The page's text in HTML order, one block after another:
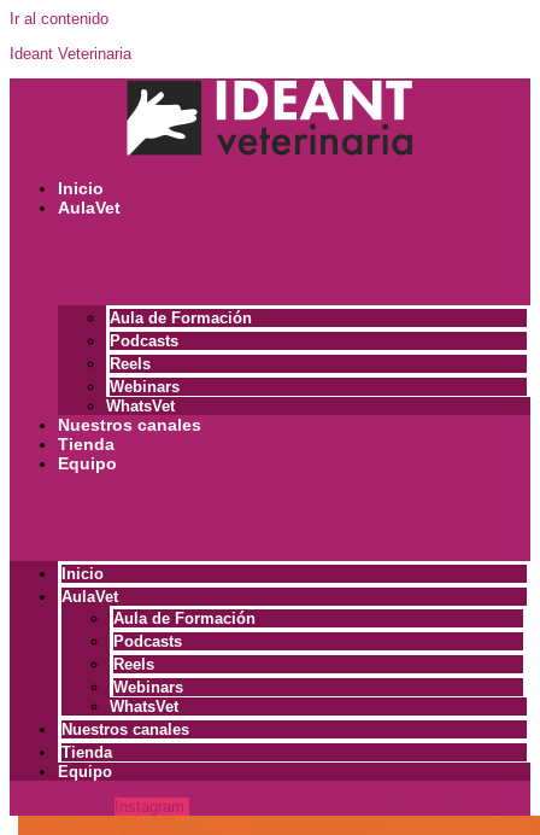
Ir al contenido
Ideant Veterinaria
Inicio
AulaVet
Aula de Formación
Podcasts
Reels
Webinars
WhatsVet
Nuestros canales
Tienda
Equipo
Inicio
AulaVet
Aula de Formación
Podcasts
Reels
Webinars
WhatsVet
Nuestros canales
Tienda
Equipo
Instagram